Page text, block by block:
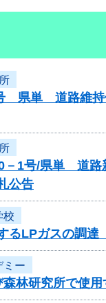
県単 道路維
－1号/県単 道
公告
校
るLPガスの調
ミー
林研究所で使